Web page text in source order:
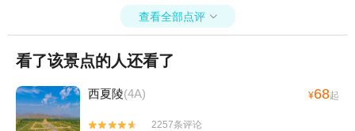
查看全部点评 
看了该景点的人还看了
西夏陵(4A) ¥68起


2257条评论